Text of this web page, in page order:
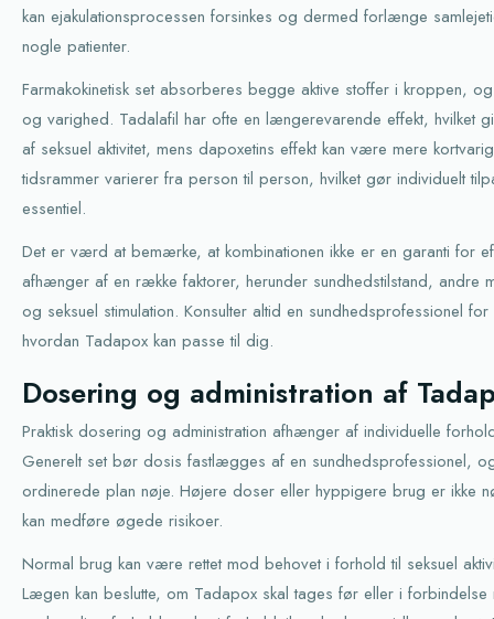
kan ejakulationsprocessen forsinkes og dermed forlænge
nogle patienter.
Farmakokinetisk set absorberes begge aktive stoffer i kroppen,
og varighed. Tadalafil har ofte en længerevarende effekt, hvilket
af seksuel aktivitet, mens dapoxetins effekt kan være mere
tidsrammer varierer fra person til person, hvilket gør individuelt
essentiel.
Det er værd at bemærke, at kombinationen ikke er en garanti for
afhænger af en række faktorer, herunder sundhedstilstand, andre
og seksuel stimulation. Konsulter altid en sundhedsprofessionel
hvordan Tadapox kan passe til dig.
Dosering og administration af
Praktisk dosering og administration afhænger af individuelle
Generelt set bør dosis fastlægges af en sundhedsprofessionel,
ordinerede plan nøje. Højere doser eller hyppigere brug er ikke
kan medføre øgede risikoer.
Normal brug kan være rettet mod behovet i forhold til seksuel
Lægen kan beslutte, om Tadapox skal tages før eller i forbindelse